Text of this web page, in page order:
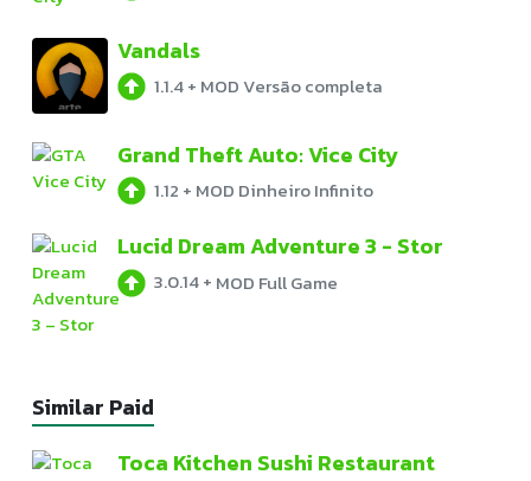
Vandals
1.1.4+ MOD Versão completa
Grand Theft Auto: Vice City
1.12 + MOD Dinheiro Infinito
Lucid Dream Adventure 3 - Stor
3.0.14+ MOD Full Game
Similar Paid
Toca Kitchen Sushi Restaurant